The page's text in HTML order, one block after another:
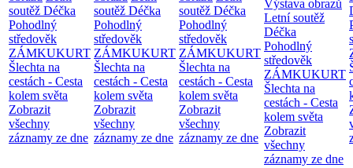
soutěž Déčka
Pohodlný
středověk
ZÁMKUKURT
Šlechta na
cestách - Cesta
kolem světa
Zobrazit
všechny
záznamy ze dne
soutěž Déčka
Pohodlný
středověk
ZÁMKUKURT
Šlechta na
cestách - Cesta
kolem světa
Zobrazit
všechny
záznamy ze dne
soutěž Déčka
Pohodlný
středověk
ZÁMKUKURT
Šlechta na
cestách - Cesta
kolem světa
Zobrazit
všechny
záznamy ze dne
Výstava obrazů
Letní soutěž
Déčka
Pohodlný
středověk
ZÁMKUKURT
Šlechta na
cestách - Cesta
kolem světa
Zobrazit
všechny
záznamy ze dne